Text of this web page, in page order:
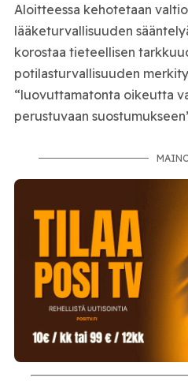
Aloitteessa kehotetaan
lääketurvallisuuden
korostaa tieteellisen
potilasturvallisuuden
“luovuttamatonta oikeutta
perustuvaan